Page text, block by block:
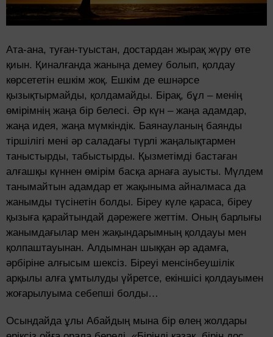
Ата-ана, туған-туыстан, достардан жырақ жүру өте
қиын. Қиналғанда жаныңа демеу болып, қолдау
көрсететін ешкім жоқ. Ешкім де ешнәрсе
қызықтырмайды, қолдамайды. Бірақ, бұл – менің
өмірімнің жаңа бір белесі. Әр күн – жаңа адамдар,
жаңа идея, жаңа мүмкіндік. Баянауланың баянды
тіршілігі мені әр саладағы түрлі жаңалықтармен
таныстырды, табыстырды. Қызметімді бастаған
алғашқы күннен өмірім басқа арнаға ауысты. Мүлдем
танымайтын адамдар ет жақыныма айналмаса да
жанымды түсінетін болды. Біреу күле қараса, біреу
қызыға қарайтындай дәрежеге жеттім. Оның барлығы
жанымдағылар мен жақындарымның қолдауы мен
қолпаштауынан. Алдымнан шыққан әр адамға,
әрбіріне алғысым шексіз. Біреуі менсінбеушілік
арқылы алға ұмтылуды үйретсе, екіншісі қолдауымен
жоғарылуыма себепші болды…
Осындайда ұлы Абайдың мына бір өлең жолдары